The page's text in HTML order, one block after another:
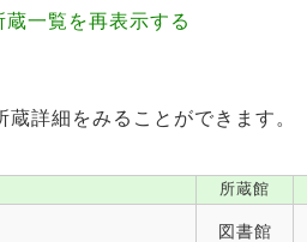
一覧を再表示する
詳細をみることができます。
所蔵館
図書館